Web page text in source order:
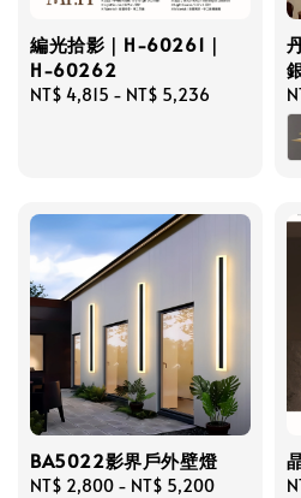
編光拾影｜H-60261｜
H-60262
Regular
NT$ 4,815 - NT$ 5,236
BA5022影界戶外壁燈
Regular
NT$ 2,800 - NT$ 5,200